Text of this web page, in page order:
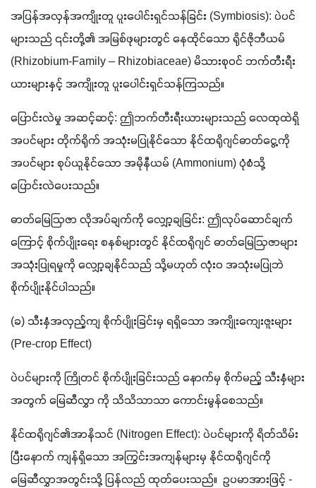
အပြန်အလှန်အကျိုးတူ ပူးပေါင်းရှင်သန်ခြင်း (Symbiosis): ပဲပင်
များသည် ၎င်းတို့၏ အမြစ်ဖုများတွင် နေထိုင်သော ရိုင်ဇိုဘီယမ်
(Rhizobium-Family – Rhizobiaceae) မိသားစုဝင် ဘက်တီးရီး
ယားများနှင့် အကျိုးတူ ပူးပေါင်းရှင်သန်ကြသည်။
ပြောင်းလဲမှု အဆင့်ဆင့်: ဤဘက်တီးရီးယားများသည် လေထုထဲရှိ
အပင်များ တိုက်ရိုက် အသုံးမပြုနိုင်သော နိုင်ထရိုဂျင်ဓာတ်ငွေ့ကို
အပင်များ စုပ်ယူနိုင်သော အမိုနီယမ် (Ammonium) ပုံစံသို့
ပြောင်းလဲပေးသည်။
ဓာတ်မြေဩဇာ လိုအပ်ချက်ကို လျှော့ချခြင်း: ဤလုပ်ဆောင်ချက်
ကြောင့် စိုက်ပျိုးရေး စနစ်များတွင် နိုင်ထရိုဂျင် ဓာတ်မြေဩဇာများ
အသုံးပြုရမှုကို လျှော့ချနိုင်သည် သို့မဟုတ် လုံးဝ အသုံးမပြုဘဲ
စိုက်ပျိုးနိုင်ပါသည်။
(ခ) သီးနှံအလှည့်ကျ စိုက်ပျိုးခြင်းမှ ရရှိသော အကျိုးကျေးဇူးများ
(Pre-crop Effect)
ပဲပင်များကို ကြိုတင် စိုက်ပျိုးခြင်းသည် နောက်မှ စိုက်မည့် သီးနှံများ
အတွက် မြေဆီလွှာ ကို သိသိသာသာ ကောင်းမွန်စေသည်။
နိုင်ထရိုဂျင်၏အာနိသင် (Nitrogen Effect): ပဲပင်များကို ရိတ်သိမ်း
ပြီးနောက် ကျန်ရှိသော အကြွင်းအကျန်များမှ နိုင်ထရိုဂျင်ကို
မြေဆီလွှာအတွင်းသို့ ပြန်လည် ထုတ်ပေးသည်။  ဥပမာအားဖြင့် -